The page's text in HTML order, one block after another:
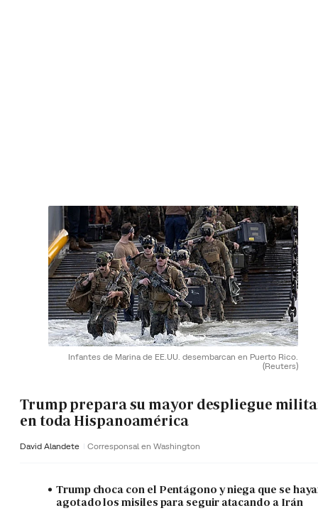
Infantes de Marina de EE.UU. desembarcan en Puerto Rico.
(Reuters)
Trump prepara su mayor despliegue
en toda Hispanoamérica
David Alandete Corresponsal en Washington
Trump choca con el Pentágono y niega que se
agotado los misiles para seguir atacando a Irán